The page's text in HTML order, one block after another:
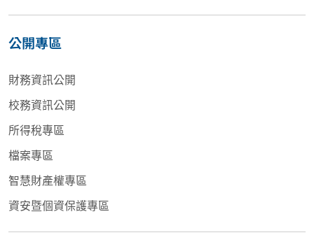
公開專區
財務資訊公開
校務資訊公開
所得稅專區
檔案專區
智慧財產權專區
資安暨個資保護專區